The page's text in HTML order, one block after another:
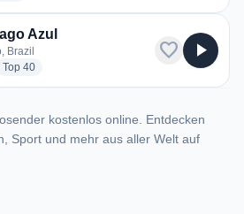
Azul
Brazil
stations
Top 40radio stations
favorite play_arrow
kostenlos online. Entdecken
Sport und mehr aus aller Welt auf